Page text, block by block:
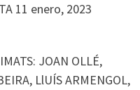
11 enero, 2023
JOAN OLLÉ,
LlUÍS ARMENGOL,